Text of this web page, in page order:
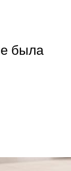
была